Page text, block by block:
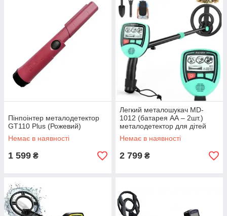
Пінпоінтер металодетектор
GT110 Plus (Рожевий)
Немає в наявності
1 599 ₴
Легкий металошукач MD-
1012 (батарея АА – 2шт.)
металодетектор для дітей
Немає в наявності
2 799 ₴